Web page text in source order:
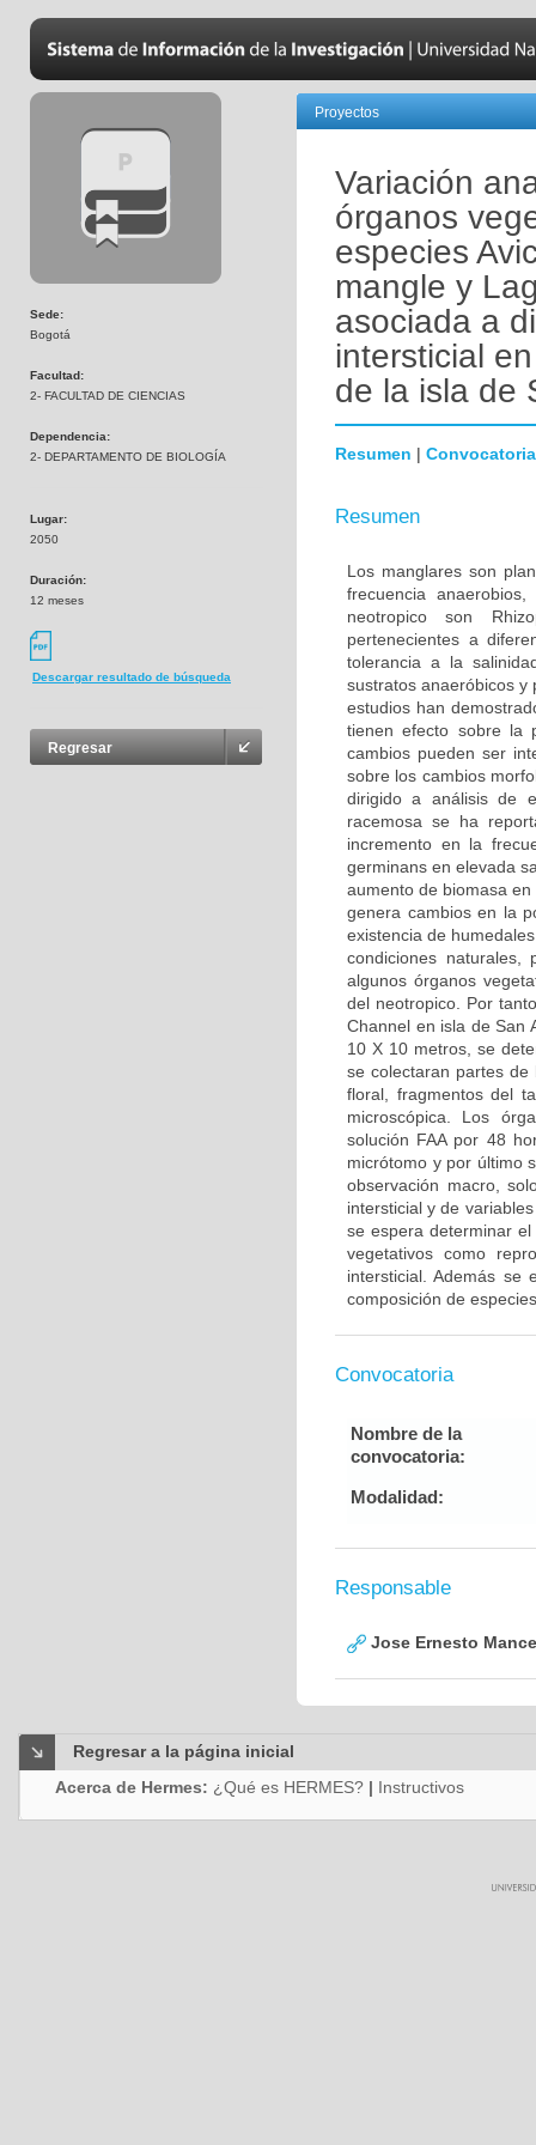
Sede:
Bogotá
Facultad:
2- FACULTAD DE CIENCIAS
Dependencia:
2- DEPARTAMENTO DE BIOLOGÍA
Lugar:
2050
Duración:
12 meses
Descargar resultado de búsqueda
Regresar
Proyectos
Variación
órganos
especies
mangle y
asociada a
intersticial
de la isla de
Resumen | Convocatoria
Resumen
Los manglares son
frecuencia
neotropico son
pertenecientes a
tolerancia a la
sustratos anaeróbicos y
estudios han
tienen efecto sobre la
cambios pueden ser
sobre los cambios
dirigido a análisis de
racemosa se ha
incremento en la
germinans en elevada
aumento de biomasa
genera cambios en la
existencia de
condiciones
algunos órganos
del neotropico. Por
Channel en isla de San
10 X 10 metros, se
se colectaran partes de
floral, fragmentos del
microscópica. Los
solución FAA por 48
micrótomo y por último
observación macro,
intersticial y de
se espera determinar
vegetativos como
intersticial. Además se
composición de
Convocatoria
Nombre de la
convocatoria:
Modalidad:
Responsable
Jose Ernesto
Regresar a la página inicial
Acerca de Hermes: ¿Qué es HERMES? | Instructivos